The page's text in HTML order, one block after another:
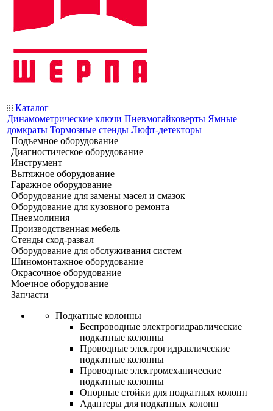
Каталог
Динамометрические ключи Пневмогайковерты Ямные
домкраты Тормозные стенды Люфт-детекторы
Подъемное оборудование
Диагностическое оборудование
Инструмент
Вытяжное оборудование
Гаражное оборудование
Оборудование для замены масел и смазок
Оборудование для кузовного ремонта
Пневмолиния
Производственная мебель
Стенды сход-развал
Оборудование для обслуживания систем
Шиномонтажное оборудование
Окрасочное оборудование
Моечное оборудование
Запчасти
Подкатные колонны
Беспроводные электрогидравлические
подкатные колонны
Проводные электрогидравлические
подкатные колонны
Проводные электромеханические
подкатные колонны
Опорные стойки для подкатных колонн
Адаптеры для подкатных колонн